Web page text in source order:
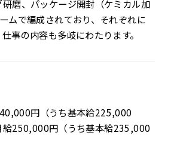
磨、パッケージ開封（ケミカル加
ムで編成されており、それぞれに
事の内容も多岐にわたります。
円（うち基本給225,000
給250,000円（うち基本給235,000